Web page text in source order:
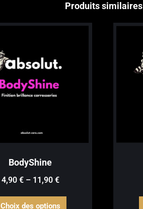
Produits similaires
BodyShine
4,90 €– 11,90 €
Choix des options
Ce